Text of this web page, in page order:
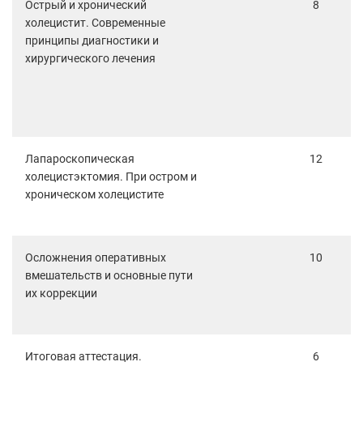
Острый и хронический
холецистит. Современные
принципы диагностики и
хирургического лечения
8
Лапароскопическая
холецистэктомия. При остром и
хроническом холецистите
12
Осложнения оперативных
вмешательств и основные пути
их коррекции
10
Итоговая аттестация. 6